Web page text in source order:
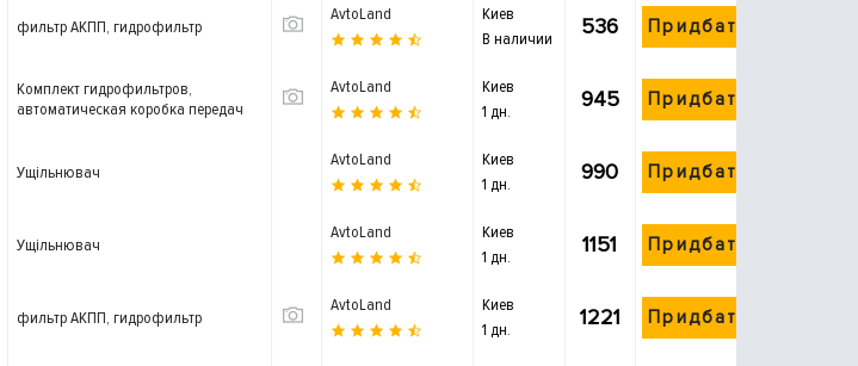
фильтр АКПП, гидрофильтр
AvtoLand
Киев
В наличии
536 Придбати
Комплект гидрофильтров,
автоматическая коробка передач
AvtoLand
Киев
1 дн.
945 Придбати
Ущільнювач
AvtoLand
Киев
1 дн.
990 Придбати
Ущільнювач
AvtoLand
Киев
1 дн.
1151 Придбати
фильтр АКПП, гидрофильтр
AvtoLand
Киев
1 дн.
1221 Придбати